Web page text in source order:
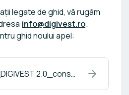
legate de ghid, vă rugăm
info@digivest.ro.
ghid noului apel:
GHID EDIH_DIGIVEST 2.0_consultare publică_14.08.2026.pdf